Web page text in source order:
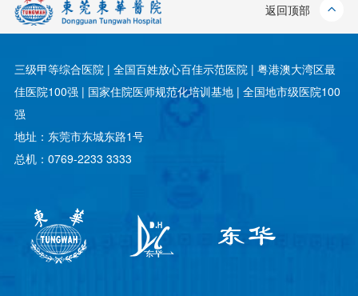
返回顶部
三级甲等综合医院 | 全国百姓放心百佳示范医院 | 粤港澳大湾区最
佳医院100强 | 国家住院医师规范化培训基地 | 全国地市级医院100
强
地址：东莞市东城东路1号
总机：0769-2233 3333